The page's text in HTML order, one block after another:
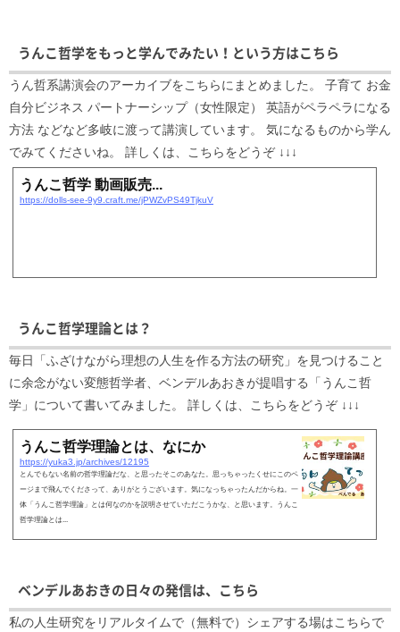
うんこ哲学をもっと学んでみたい！という方はこちら
うん哲系講演会のアーカイブをこちらにまとめました。 子育て お金
自分ビジネス パートナーシップ（女性限定） 英語がペラペラになる
方法 などなど多岐に渡って講演しています。 気になるものから学ん
でみてくださいね。 詳しくは、こちらをどうぞ ↓↓↓
うんこ哲学 動画販売...
https://dolls-see-9y9.craft.me/jPWZvPS49TjkuV
うんこ哲学理論とは？
毎日「ふざけながら理想の人生を作る方法の研究」を見つけること
に余念がない変態哲学者、ベンデルあおきが提唱する「うんこ哲
学」について書いてみました。 詳しくは、こちらをどうぞ ↓↓↓
うんこ哲学理論とは、なにか
https://yuka3.jp/archives/12195
とんでもない名前の哲学理論だな、と思ったそこのあなた。思っちゃったくせにこのペ
ージまで飛んでくださって、ありがとうございます。気になっちゃったんだからね。一
体「うんこ哲学理論」とは何なのかを説明させていただこうかな、と思います。うんこ
哲学理論とは...
ベンデルあおきの日々の発信は、こちら
私の人生研究をリアルタイムで（無料で）シェアする場はこちらで